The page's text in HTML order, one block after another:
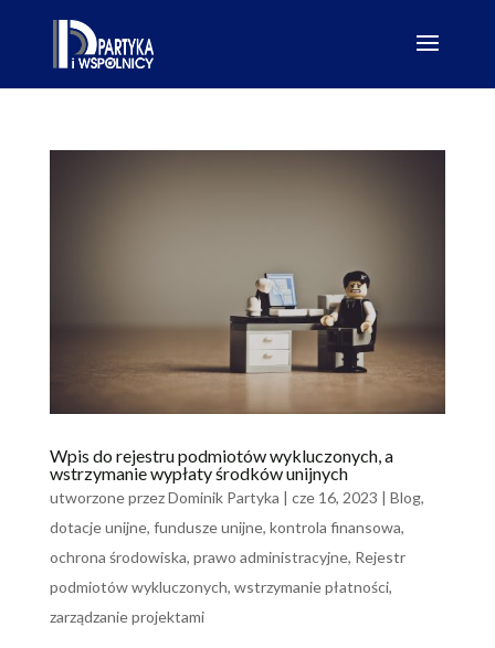
Wpis do rejestru podmiotów wykluczonych, a
wstrzymanie wypłaty środków unijnych
utworzone przezDominik Partyka | cze 16, 2023 | Blog,
dotacje unijne, fundusze unijne, kontrola finansowa,
ochrona środowiska, prawo administracyjne, Rejestr
podmiotów wykluczonych, wstrzymanie płatności,
zarządzanie projektami